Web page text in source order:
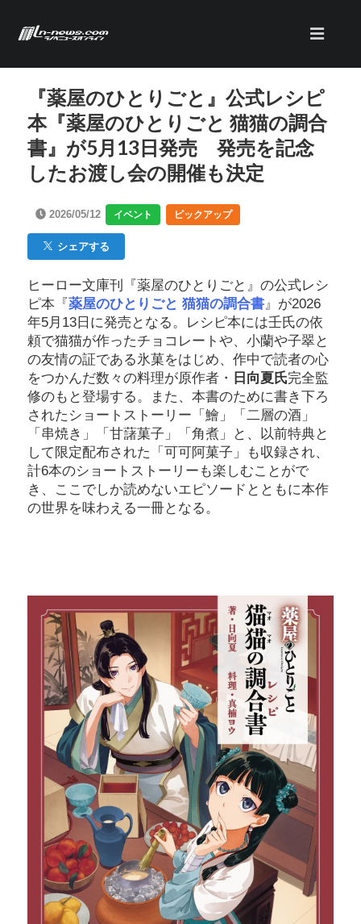
『薬屋のひとりごと』公式レシピ
本『薬屋のひとりごと 猫猫の調合
書』が5月13日発売 発売を記念
したお渡し会の開催も決定
2026/05/12 イベント ピックアップ
シェアする
ヒーロー文庫刊『薬屋のひとりごと』の公式レシ
ピ本『 薬屋のひとりごと 猫猫の調合書』が2026
年5月13日に発売となる。レシピ本には壬氏の依
頼で猫猫が作ったチョコレートや、小蘭や子翠と
の友情の証である氷菓をはじめ、作中で読者の心
をつかんだ数々の料理が原作者・ 日向夏氏完全監
修のもと登場する。また、本書のために書き下ろ
されたショートストーリー「鱠」「二層の酒」
「串焼き」「甘藷菓子」「角煮」と、以前特典と
して限定配布された「可可阿菓子」も収録され、
計6本のショートストーリーも楽しむことがで
き、ここでしか読めないエピソードとともに本作
の世界を味わえる一冊となる。